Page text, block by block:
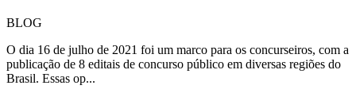
BLOG
O dia 16 de julho de 2021 foi um marco para os concurseiros, com a
publicação de 8 editais de concurso público em diversas regiões do
Brasil. Essas op...